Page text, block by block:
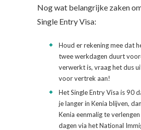
Nog wat belangrijke zaken
Single Entry Visa:
Houd er rekening mee dat
twee werkdagen duurt
verwerkt is, vraag het dus
voor vertrek aan!
Het Single Entry Visa is 90
je langer in Kenia blijven,
Kenia eenmalig te
dagen via het National